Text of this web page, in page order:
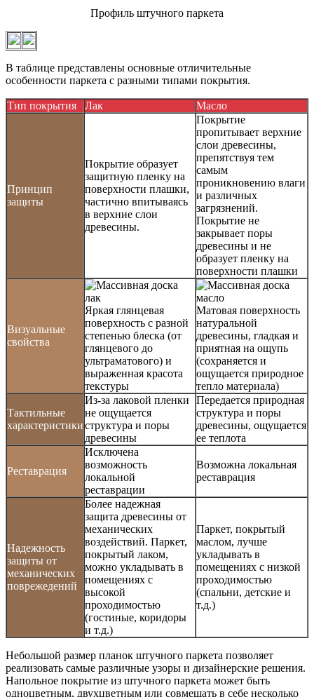
Профиль штучного паркета
В таблице представлены основные отличительные
особенности паркета с разными типами покрытия.
Тип покрытия Лак Масло
Принцип
защиты
Покрытие образует
защитную пленку на
поверхности плашки,
частично впитываясь
в верхние слои
древесины.
Покрытие
пропитывает верхние
слои древесины,
препятствуя тем
самым
проникновению влаги
и различных
загрязнений.
Покрытие не
закрывает поры
древесины и не
образует пленку на
поверхности плашки
Визуальные
свойства
Яркая глянцевая
поверхность с разной
степенью блеска (от
глянцевого до
ультраматового) и
выраженная красота
текстуры
Матовая поверхность
натуральной
древесины, гладкая и
приятная на ощупь
(сохраняется и
ощущается природное
тепло материала)
Тактильные
характеристики
Из-за лаковой пленки
не ощущается
структура и поры
древесины
Передается природная
структура и поры
древесины, ощущается
ее теплота
Реставрация
Исключена
возможность
локальной
реставрации
Возможна локальная
реставрация
Надежность
защиты от
механических
поврежедений
Более надежная
защита древесины от
механических
воздействий. Паркет,
покрытый лаком,
можно укладывать в
помещениях с
высокой
проходимостью
(гостиные, коридоры
и т.д.)
Паркет, покрытый
маслом, лучше
укладывать в
помещениях с низкой
проходимостью
(спальни, детские и
т.д.)
Небольшой размер планок штучного паркета позволяет
реализовать самые различные узоры и дизайнерские решения.
Напольное покрытие из штучного паркета может быть
одноцветным, двухцветным или совмещать в себе несколько